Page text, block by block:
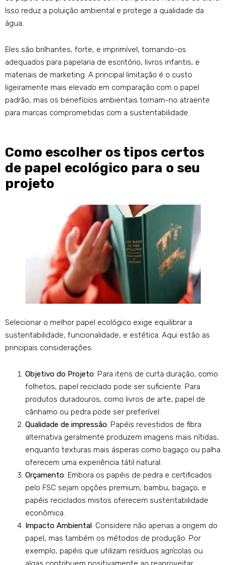
Isso reduz a poluição ambiental e protege a qualidade da
água.
Eles são brilhantes, forte, e imprimível, tornando-os
adequados para papelaria de escritório, livros infantis, e
materiais de marketing. A principal limitação é o custo
ligeiramente mais elevado em comparação com o papel
padrão, mas os benefícios ambientais tornam-no atraente
para marcas comprometidas com a sustentabilidade.
Como escolher os tipos certos
de papel ecológico para o seu
projeto
Selecionar o melhor papel ecológico exige equilibrar a
sustentabilidade, funcionalidade, e estética. Aqui estão as
principais considerações:
Objetivo do Projeto: Para itens de curta duração, como
folhetos, papel reciclado pode ser suficiente. Para
produtos duradouros, como livros de arte, papel de
cânhamo ou pedra pode ser preferível.
Qualidade de impressão: Papéis revestidos de fibra
alternativa geralmente produzem imagens mais nítidas,
enquanto texturas mais ásperas como bagaço ou palha
oferecem uma experiência tátil natural.
Orçamento: Embora os papéis de pedra e certificados
pelo FSC sejam opções premium, bambu, bagaço, e
papéis reciclados mistos oferecem sustentabilidade
econômica.
Impacto Ambiental : Considere não apenas a origem do
papel, mas também os métodos de produção. Por
exemplo, papéis que utilizam resíduos agrícolas ou